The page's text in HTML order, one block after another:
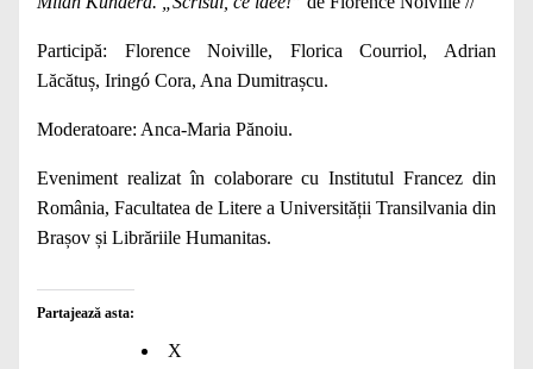
Participă: Florence Noiville, Florica Courriol, Adrian
Lăcătuș, Iringó Cora, Ana Dumitrașcu.
Moderatoare: Anca-Maria Pănoiu.
Eveniment realizat în colaborare cu Institutul Francez din
România, Facultatea de Litere a Universității Transilvania din
Brașov și Librăriile Humanitas.
Partajează asta:
X